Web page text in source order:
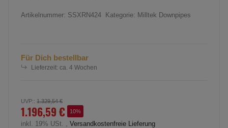
Artikelnummer: SSXRN424 Kategorie: Milltek Downpipes
Für Dich bestellbar
Lieferzeit: ca. 4 Wochen
UVP:: 1.329,54 €
1.196,59 € 10%
inkl. 19% USt. , Versandkostenfreie Lieferung